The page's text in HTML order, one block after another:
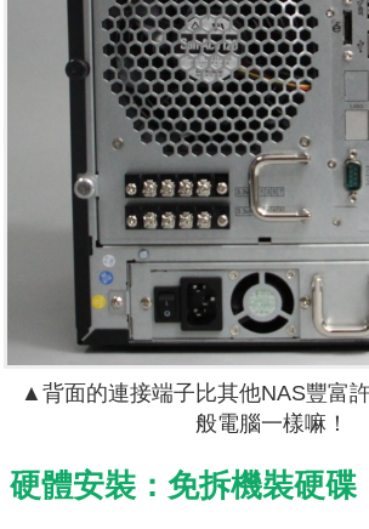
▲背面的連接端子比其他NAS豐富
般電腦一樣嘛！
硬體安裝：免拆機裝硬碟